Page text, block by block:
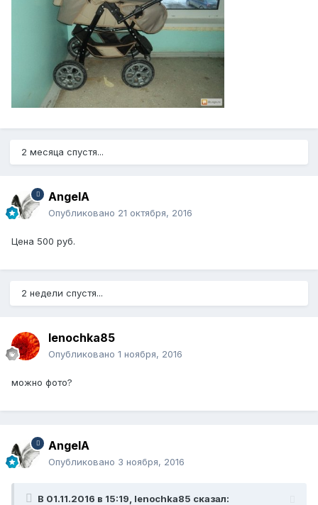
2 месяца спустя...
AngelA
Опубликовано 21 октября, 2016
Цена 500 руб.
2 недели спустя...
lenochka85
Опубликовано 1 ноября, 2016
можно фото?
AngelA
Опубликовано 3 ноября, 2016
В 01.11.2016 в 15:19, lenochka85 сказал: